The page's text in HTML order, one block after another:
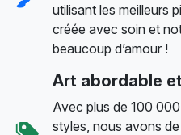
utilisant les meilleurs
créée avec soin et
beaucoup d’amour !
Art abordable
Avec plus de 100
styles, nous avons